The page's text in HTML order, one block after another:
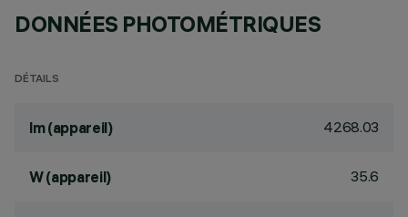
DONNÉES PHOTOMÉTRIQUES
DÉTAILS
lm (appareil) 4268.03
W (appareil) 35.6